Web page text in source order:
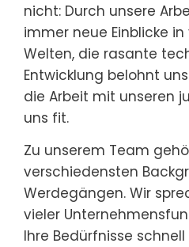
nicht: Durch unsere
immer neue Einblicke
Welten, die rasante
Entwicklung belohnt
die Arbeit mit unseren
uns fit.
Zu unserem Team
verschiedensten
Werdegängen. Wir
vieler
Ihre Bedürfnisse